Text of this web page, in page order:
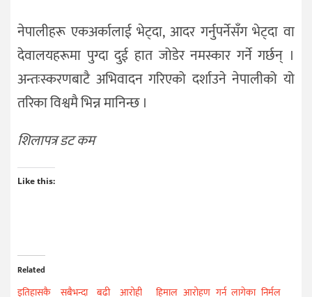
नेपालीहरू एकअर्कालाई भेट्दा, आदर गर्नुपर्नेसँग भेट्दा वा
देवालयहरूमा पुग्दा दुई हात जोडेर नमस्कार गर्ने गर्छन् ।
अन्तःस्करणबाटै अभिवादन गरिएको दर्शाउने नेपालीको यो
तरिका विश्वमै भिन्न मानिन्छ ।
शिलापत्र डट कम
Like this:
Related
इतिहासकै सबैभन्दा बढी आरोही
हिमाल आरोहण गर्न लागेका निर्मल